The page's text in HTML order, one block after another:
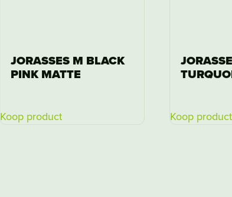
JORASSES M BLACK
PINK MATTE
Koop product Koop product